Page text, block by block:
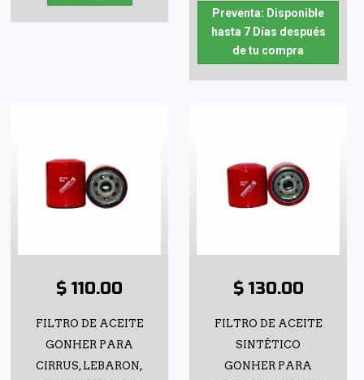
Preventa: Disponible
hasta 7 Días después
de tu compra
$ 110.00
FILTRO DE ACEITE
GONHER PARA
CIRRUS, LEBARON,
$ 130.00
FILTRO DE ACEITE
SINTÉTICO
GONHER PARA